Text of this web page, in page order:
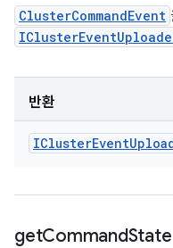
ClusterCommandEvent
반환
IClusterEvent
getCommandState